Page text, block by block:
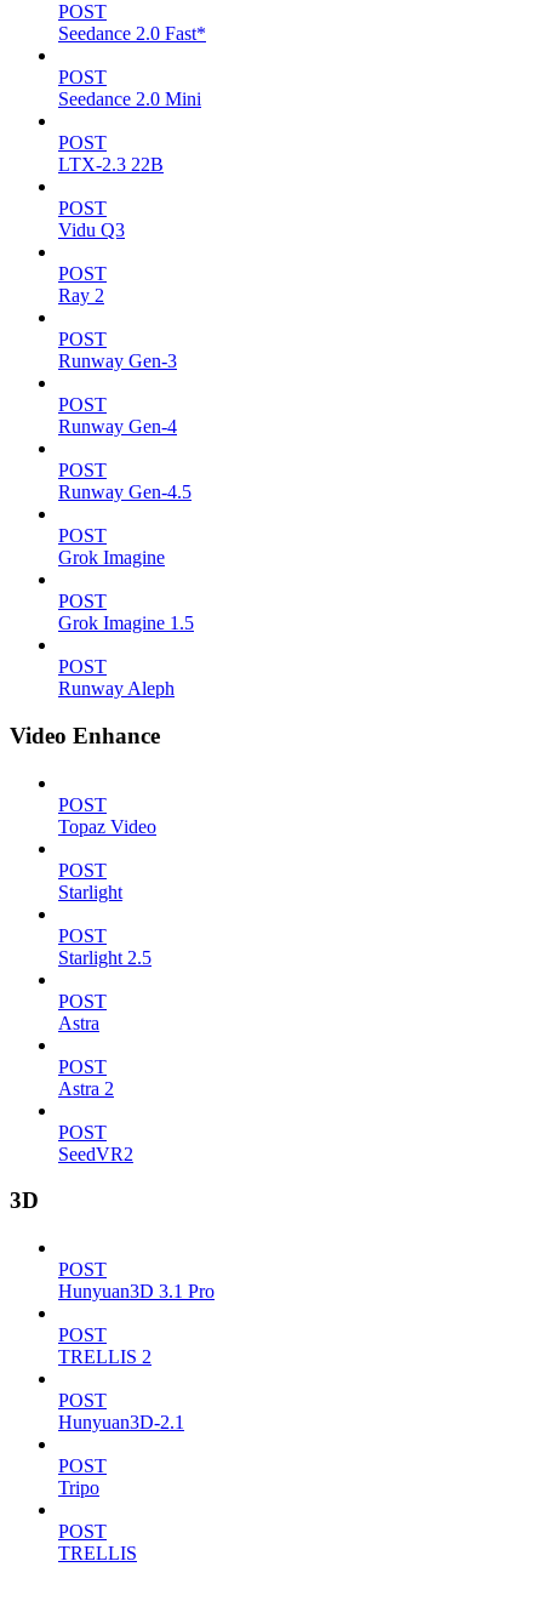
POST
Seedance 2.0 Fast*
POST
Seedance 2.0 Mini
POST
LTX-2.3 22B
POST
Vidu Q3
POST
Ray 2
POST
Runway Gen-3
POST
Runway Gen-4
POST
Runway Gen-4.5
POST
Grok Imagine
POST
Grok Imagine 1.5
POST
Runway Aleph
Video Enhance
POST
Topaz Video
POST
Starlight
POST
Starlight 2.5
POST
Astra
POST
Astra 2
POST
SeedVR2
3D
POST
Hunyuan3D 3.1 Pro
POST
TRELLIS 2
POST
Hunyuan3D-2.1
POST
Tripo
POST
TRELLIS